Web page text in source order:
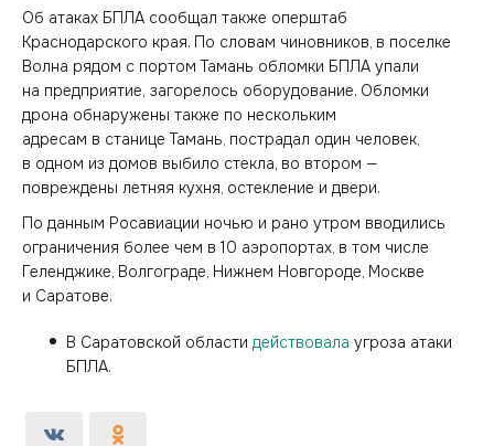
Об атаках БПЛА сообщал также оперштаб
Краснодарского края. По словам чиновников, в поселке
Волна рядом с портом Тамань обломки БПЛА упали
на предприятие, загорелось оборудование. Обломки
дрона обнаружены также по нескольким
адресам в станице Тамань, пострадал один человек,
в одном из домов выбило стекла, во втором —
повреждены летняя кухня, остекление и двери.
По данным Росавиации ночью и рано утром вводились
ограничения более чем в 10 аэропортах, в том числе
Геленджике, Волгограде, Нижнем Новгороде, Москве
и Саратове.
В Саратовской области действовала угроза атаки
БПЛА.